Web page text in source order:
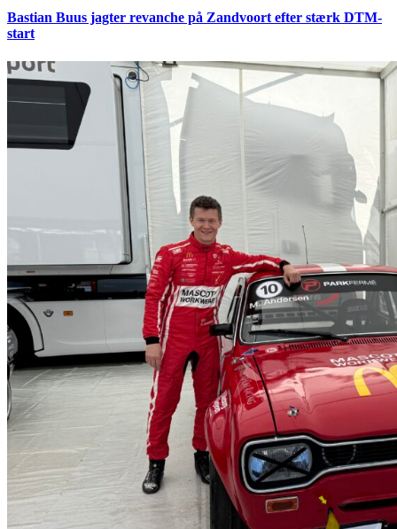
Bastian Buus jagter revanche på Zandvoort efter stærk DTM-
start